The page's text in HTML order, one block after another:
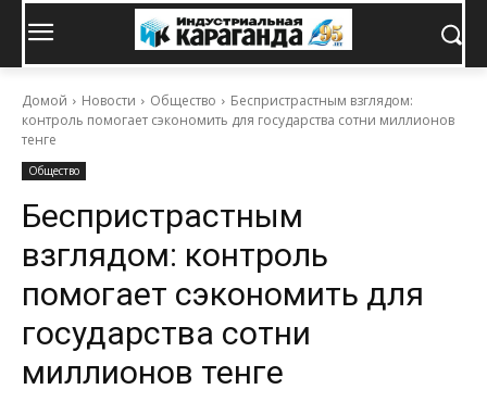
Домой Новости Общество
Беспристрастным взглядом:
контроль помогает сэкономить для государства сотни миллионов
тенге
Общество
Беспристрастным
взглядом: контроль
помогает сэкономить для
государства сотни
миллионов тенге